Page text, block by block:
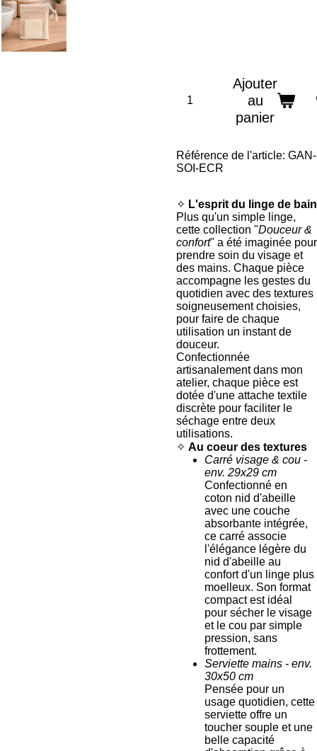
Ajouter
au
panier
Référence de l'article: GAN-
SOI-ECR
✧ L'esprit du linge de bain
Plus qu'un simple linge,
cette collection "Douceur &
confort" a été imaginée pour
prendre soin du visage et
des mains. Chaque pièce
accompagne les gestes du
quotidien avec des textures
soigneusement choisies,
pour faire de chaque
utilisation un instant de
douceur.
Confectionnée
artisanalement dans mon
atelier, chaque pièce est
dotée d'une attache textile
discrète pour faciliter le
séchage entre deux
utilisations.
✧ Au coeur des textures
Carré visage & cou -
env. 29x29 cm
Confectionné en
coton nid d'abeille
avec une couche
absorbante intégrée,
ce carré associe
l'élégance légère du
nid d'abeille au
confort d'un linge plus
moelleux. Son format
compact est idéal
pour sécher le visage
et le cou par simple
pression, sans
frottement.
Serviette mains - env.
30x50 cm
Pensée pour un
usage quotidien, cette
serviette offre un
toucher souple et une
belle capacité